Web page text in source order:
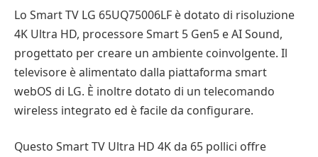
Lo Smart TV LG 65UQ75006LF è dotato di risoluzione
4K Ultra HD, processore Smart 5 Gen5 e AI Sound,
progettato per creare un ambiente coinvolgente. Il
televisore è alimentato dalla piattaforma smart
webOS di LG. È inoltre dotato di un telecomando
wireless integrato ed è facile da configurare.
Questo Smart TV Ultra HD 4K da 65 pollici offre